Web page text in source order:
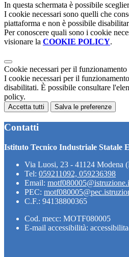
In questa schermata è possibile
I cookie necessari sono quelli che
piattaforma e non è possibile
Per conoscere quali sono i cookie
visionare la COOKIE POLICY.
Cookie necessari per il funzionamento
I cookie necessari per il
disabilitati. È possibile consultare
policy.
Accetta tutti Salva le preferenze
Contatti
Istituto Tecnico Industriale Statale
Via Luosi, 23 - 41124 Modena
Tel: 059211092, 059236398
Email:
PEC:
C.F.: 94138800365
Cod. mecc: MOTF080005
E-mail accessibilità: